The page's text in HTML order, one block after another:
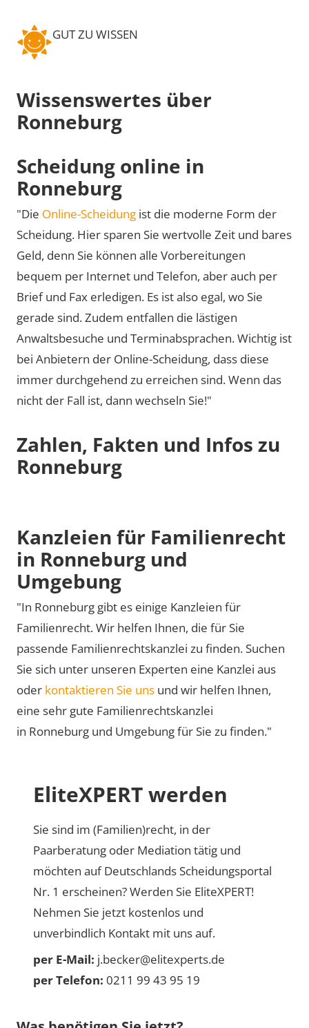
GUT ZU WISSEN
Wissenswertes über
Ronneburg
Scheidung online in
Ronneburg
"Die Online-Scheidung ist die moderne Form der
Scheidung. Hier sparen Sie wertvolle Zeit und bares
Geld, denn Sie können alle Vorbereitungen
bequem per Internet und Telefon, aber auch per
Brief und Fax erledigen. Es ist also egal, wo Sie
gerade sind. Zudem entfallen die lästigen
Anwaltsbesuche und Terminabsprachen. Wichtig ist
bei Anbietern der Online-Scheidung, dass diese
immer durchgehend zu erreichen sind. Wenn das
nicht der Fall ist, dann wechseln Sie!"
Zahlen, Fakten und Infos zu
Ronneburg
Kanzleien für Familienrecht
in Ronneburg und
Umgebung
"In Ronneburg gibt es einige Kanzleien für
Familienrecht. Wir helfen Ihnen, die für Sie
passende Familienrechtskanzlei zu finden. Suchen
Sie sich unter unseren Experten eine Kanzlei aus
oder kontaktieren Sie uns und wir helfen Ihnen,
eine sehr gute Familienrechtskanzlei
in Ronneburg und Umgebung für Sie zu finden."
EliteXPERT werden
Sie sind im (Familien)recht, in der
Paarberatung oder Mediation tätig und
möchten auf Deutschlands Scheidungsportal
Nr. 1 erscheinen? Werden Sie EliteXPERT!
Nehmen Sie jetzt kostenlos und
unverbindlich Kontakt mit uns auf.
per E-Mail: j.becker@elitexperts.de
per Telefon: 0211 99 43 95 19